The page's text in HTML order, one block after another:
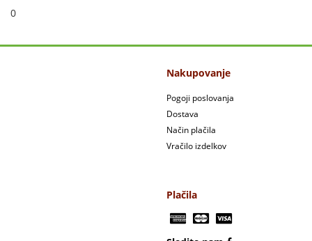
0
Nakupovanje
Pogoji poslovanja
Dostava
Način plačila
Vračilo izdelkov
Plačila